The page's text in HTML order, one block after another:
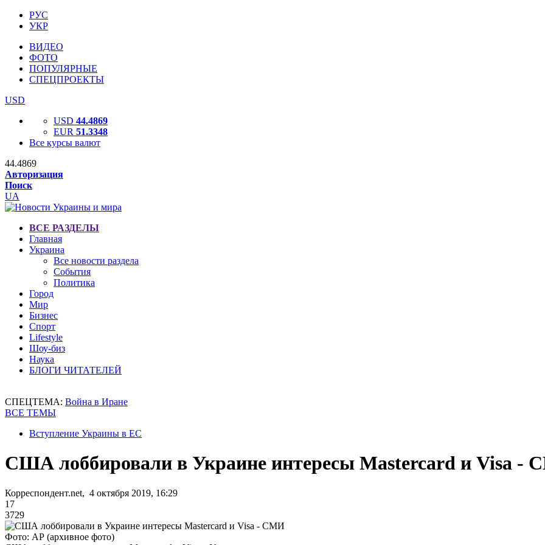
РУС
УКР
ВИДЕО
ФОТО
ПОПУЛЯРНЫЕ
СПЕЦПРОЕКТЫ
USD
USD 44.4869
EUR 51.3348
Все курсы валют
44.4869
Авторизация
Поиск
UA
ВСЕ РАЗДЕЛЫ
Главная
Украина
Все новости раздела
События
Политика
Город
Мир
Бизнес
Спорт
Lifestyle
Шоу-биз
Наука
БЛОГИ ЧИТАТЕЛЕЙ
СПЕЦТЕМА: Война в Иране
ВСЕ ТЕМЫ
Вступление Украины в ЕС
США лоббировали в Украине интересы Mastercard и Visa -
Корреспондент.net, 4 октября 2019, 16:29
17
3729
Фото: АР (архивное фото)